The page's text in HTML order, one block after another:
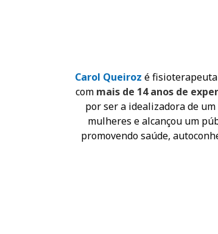
Carol Queiroz é
com mais de 14 anos de
por ser a idealizadora de
mulheres e alcançou um
promovendo saúde,